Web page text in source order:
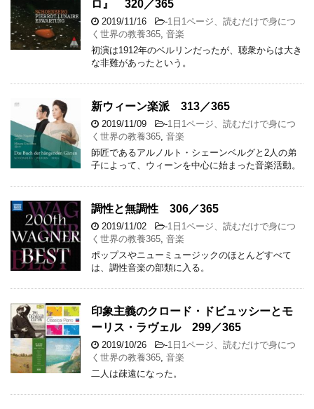
ロ』 320／365
2019/11/16 -1日1ページ、読むだけで身につ
く世界の教養365 音楽
初演は1912年のベルリンだったが、聴衆からは大き
な非難があったという。
新ウィーン楽派 313／365
2019/11/09 -1日1ページ、読むだけで身につ
く世界の教養365 音楽
師匠であるアルノルト・シェーンベルグと2人の弟
子によって、ウィーンを中心に始まった音楽活動。
調性と無調性 306／365
2019/11/02 -1日1ページ、読むだけで身につ
く世界の教養365 音楽
ポップスやニューミュージックのほとんどすべて
は、調性音楽の部類に入る。
印象主義のクロード・ドビュッシーとモ
ーリス・ラヴェル 299／365
2019/10/26 -1日1ページ、読むだけで身につ
く世界の教養365 音楽
二人は疎遠になった。